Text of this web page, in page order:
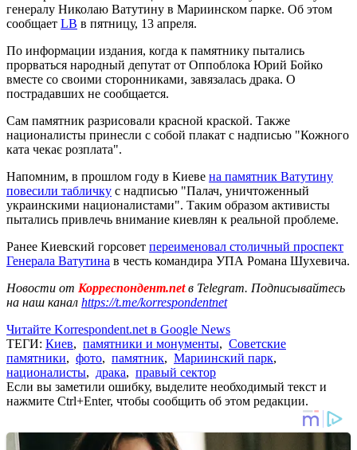
генералу Николаю Ватутину в Мариинском парке. Об этом
сообщает LB в пятницу, 13 апреля.
По информации издания, когда к памятнику пытались
прорваться народный депутат от Оппоблока Юрий Бойко
вместе со своими сторонниками, завязалась драка. О
пострадавших не сообщается.
Сам памятник разрисовали красной краской. Также
националисты принесли с собой плакат с надписью "Кожного
ката чекає розплата".
Напомним, в прошлом году в Киеве на памятник Ватутину
повесили табличку с надписью "Палач, уничтоженный
украинскими националистами". Таким образом активисты
пытались привлечь внимание киевлян к реальной проблеме.
Ранее Киевский горсовет переименовал столичный проспект
Генерала Ватутина в честь командира УПА Романа Шухевича.
Новости от Корреспондент.netв Telegram. Подписывайтесь
на наш канал https://t.me/korrespondentnet
Читайте Korrespondent.net в Google News
ТЕГИ: Киев, памятники и монументы, Советские
памятники, фото, памятник, Мариинский парк,
националисты, драка, правый сектор
Если вы заметили ошибку, выделите необходимый текст и
нажмите Ctrl+Enter, чтобы сообщить об этом редакции.